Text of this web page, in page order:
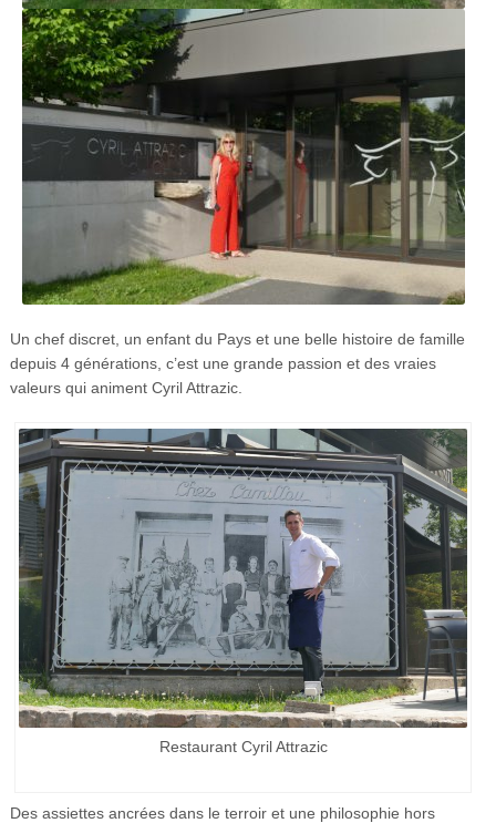
Un chef discret, un enfant du Pays et une belle histoire de famille
depuis 4 générations, c’est une grande passion et des vraies
valeurs qui animent Cyril Attrazic.
Restaurant Cyril Attrazic
Des assiettes ancrées dans le terroir et une philosophie hors